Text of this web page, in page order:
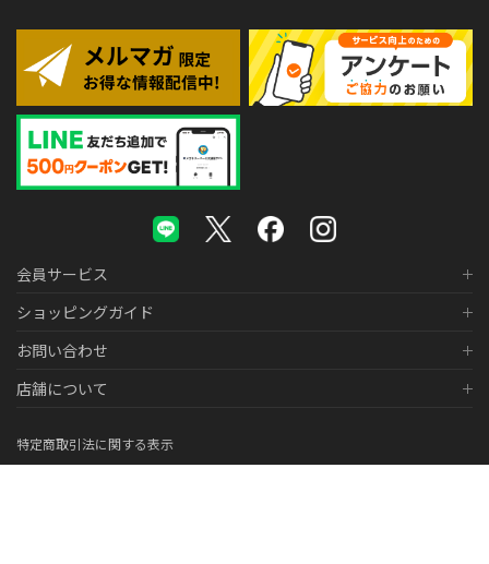
会員サービス
ショッピングガイド
お問い合わせ
店舗について
特定商取引法に関する表示